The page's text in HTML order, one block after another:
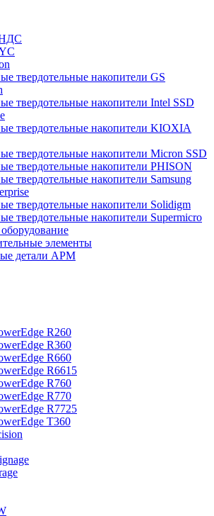
НДС
твердотельные накопители GS
твердотельные накопители Intel SSD
твердотельные накопители KIOXIA
твердотельные накопители Micron SSD
твердотельные накопители PHISON
твердотельные накопители Samsung
твердотельные накопители Solidigm
твердотельные накопители Supermicro
элементы
детали АРМ
R260
R360
R660
R6615
R760
R770
R7725
T360